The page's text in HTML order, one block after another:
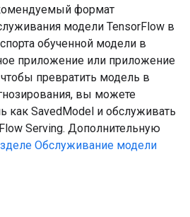
формат
модели TensorFlow в
обученной модели в
приложение или приложение
превратить модель в
вы можете
как SavedModel и обслуживать
Serving. Дополнительную
Обслуживание модели